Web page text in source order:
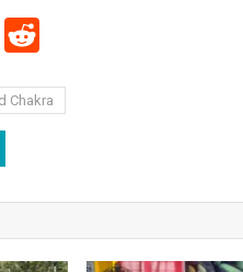
LinkedIn
Chakra